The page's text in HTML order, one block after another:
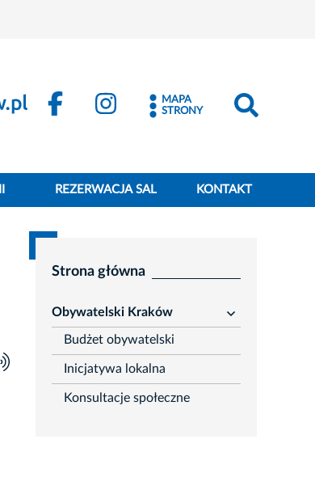
MAPA
STRONY
REZERWACJA SAL KONTAKT
Strona główna
Obywatelski Kraków
rozwiń
Budżet obywatelski
Inicjatywa lokalna
Konsultacje społeczne